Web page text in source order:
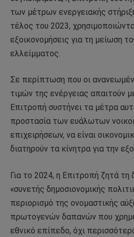
των μέτρων ενεργειακής
τέλος του 2023,
εξοικονομήσεις για τη μείωση
ελλείμματος.
Σε περίπτωση που οι
τιμών της ενέργειας απαιτούν
Επιτροπή συστήνει τα μέτρα
προστασία των ευάλωτων
επιχειρήσεων, να είναι
διατηρούν τα κίνητρα για την
Για το 2024, η Επιτροπή ζητά τη
«συνετής δημοσιονομικής
περιορισμό της ονομαστικής
πρωτογενών δαπανών που
εθνικό επίπεδο, όχι